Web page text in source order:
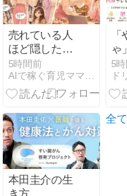
売れている人
ほど隠したが
る。「読みた
い」を引き出
すnote読者設
5時間前
ゃ
月
う
5
本田圭介の生
全